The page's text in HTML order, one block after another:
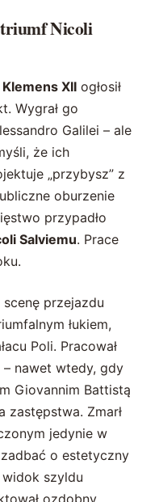
Nicoli
Klemens XII ogłosił
Wygrał go
Galilei – ale
że ich
„przybysz” z
oburzenie
przypadło
Salviemu. Prace
przejazdu
łukiem,
Poli. Pracował
nawet wtedy, gdy
Giovannim Battistą
zastępstwa. Zmarł
jedynie w
o estetyczny
szyldu